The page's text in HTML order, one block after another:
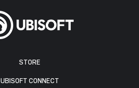
STORE
UBISOFT CONNECT